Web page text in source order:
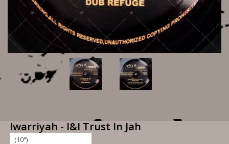
Iwarriyah - I&I Trust In Jah